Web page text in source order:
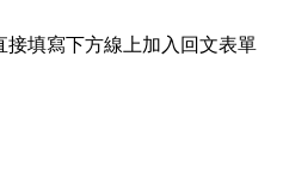
接填寫下方線上加入回文表單